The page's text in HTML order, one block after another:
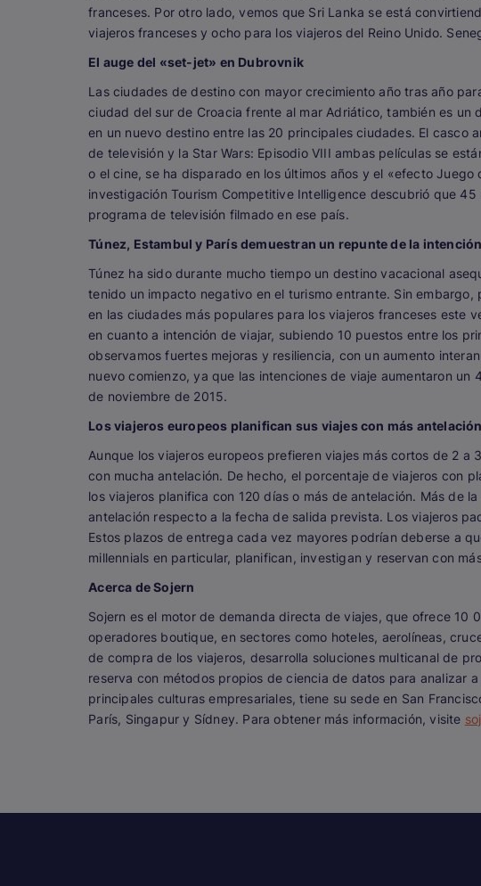
franceses. Por otro lado, vemos que Sri Lanka se está
viajeros franceses y ocho para los viajeros del Reino Unido.
El auge del «set-jet» en Dubrovnik
Las ciudades de destino con mayor crecimiento año tras año
ciudad del sur de Croacia frente al mar Adriático, también es un
en un nuevo destino entre las 20 principales ciudades. El
de televisión y la Star Wars: Episodio VIII ambas películas se
o el cine, se ha disparado en los últimos años y el «efecto
investigación Tourism Competitive Intelligence descubrió que
programa de televisión filmado en ese país.
Túnez, Estambul y París demuestran un repunte de la
Túnez ha sido durante mucho tiempo un destino vacacional
tenido un impacto negativo en el turismo entrante. Sin
en las ciudades más populares para los viajeros franceses este
en cuanto a intención de viajar, subiendo 10 puestos entre los
observamos fuertes mejoras y resiliencia, con un aumento
nuevo comienzo, ya que las intenciones de viaje aumentaron
de noviembre de 2015.
Los viajeros europeos planifican sus viajes con más antelación
Aunque los viajeros europeos prefieren viajes más cortos de 2
con mucha antelación. De hecho, el porcentaje de viajeros con
los viajeros planifica con 120 días o más de antelación. Más de
antelación respecto a la fecha de salida prevista. Los viajeros
Estos plazos de entrega cada vez mayores podrían deberse a
millennials en particular, planifican, investigan y reservan con
Acerca de Sojern
Sojern es el motor de demanda directa de viajes, que ofrece 10
operadores boutique, en sectores como hoteles, aerolíneas,
de compra de los viajeros, desarrolla soluciones multicanal de
reserva con métodos propios de ciencia de datos para analizar
principales culturas empresariales, tiene su sede en San
París, Singapur y Sídney. Para obtener más información, visite